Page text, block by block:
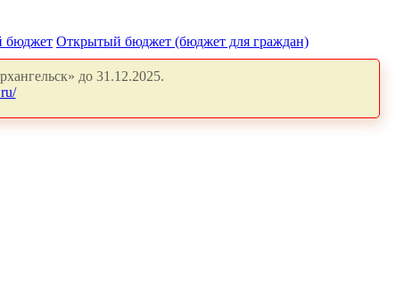
бюджет Открытый бюджет (бюджет для граждан)
до 31.12.2025.